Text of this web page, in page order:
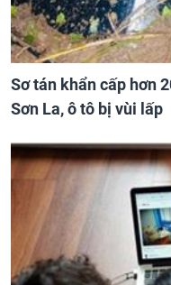
Sơ tán khẩn cấp hơn
Sơn La, ô tô bị vùi lấp